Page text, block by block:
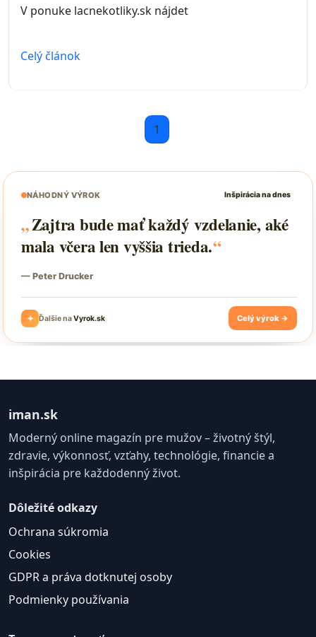
V ponuke lacnekotliky.sk nájdet
Celý článok
1
iman.sk
Moderný online magazín pre mužov – životný štýl,
zdravie, výkonnosť, vzťahy, technológie, financie a
inšpirácia pre každodenný život.
Dôležité odkazy
Ochrana súkromia
Cookies
GDPR a práva dotknutej osoby
Podmienky používania